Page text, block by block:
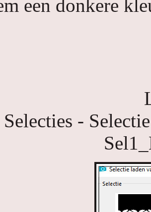
een donkere
Selecties -